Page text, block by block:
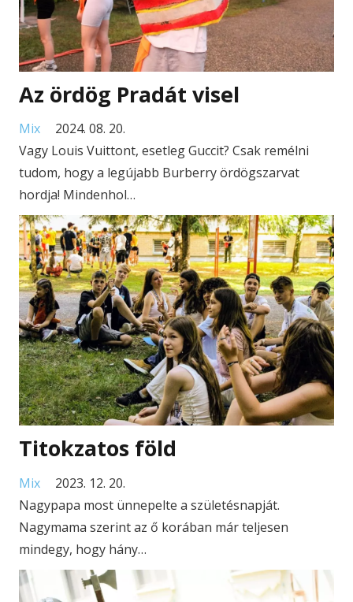
Az ördög Pradát visel
Mix
2024. 08. 20.
Vagy Louis Vuittont, esetleg Guccit? Csak remélni
tudom, hogy a legújabb Burberry ördögszarvat
hordja! Mindenhol…
Titokzatos föld
Mix
2023. 12. 20.
Nagypapa most ünnepelte a születésnapját.
Nagymama szerint az ő korában már teljesen
mindegy, hogy hány…